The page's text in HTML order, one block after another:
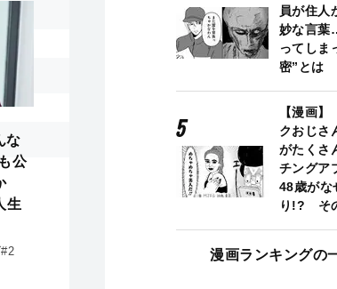
な
公
生
員が住人
妙な言
ってしま
密”とは
【漫画
クおじさ
がたくさ
チングア
48歳がな
り!? そ
漫画ランキングの